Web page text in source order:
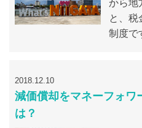
から地
と、税
制度で
2018.12.10
減価償却をマネーフォワ
は？